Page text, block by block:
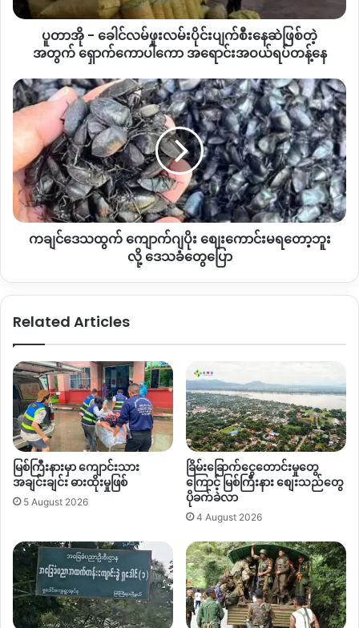
ဒါ့အပြင် ထရမ့်အစိုးရဟာ ၂၀၂၁ ဇန်နဝါရီ ၂၀ မှ ၂၀၂၅ ဖေဖော်ဝါရီ
၂၀ ကြား ဘိုင်ဒန်အစိုးရလက်ထက်က ဝင်လာတဲ့ ဒုက္ခသည်တွေကို
ပြည်လည် စစ်ဆေးသွားမယ်လို့ ထုတ်ပြန်ထားပြီး စိစစ်ခံရမယ့်
ဒုက္ခသည် အရေအတွက်ကတော့ ၂၃၃,၀၀၀ ခန့် ရှိတယ်လို့ သတင်း
ဌာနတွေမှာ ဖော်ပြထားတာကို တွေ့ရပါတယ်။
လက်ရှိအမေရိကန်သမ္မတ ဒေါ်နယ်ထရမ့်ဟာ မြန်မာနိုင်ငံက မြေရှား
အပေါ် စိတ်ဝင်စားမှုတွေရှိနေပြီး အကျိုးအမြတ်တစ်စုံတစ်ရာ ရဖို့
အတွက် ခုလိုလုပ်ဆောင် ရတာမျိုးလည်း ဖြစ်နိုင်ချေ ရှိတယ်လို့
Burma Advocacy Groupရဲ့ အဖွဲ့ဝင်တစ်ဦးဖြစ်တဲ့Rev. Ah Leက
ခုလိုသုံးသပ်ပြောဆိုပါတယ်။
“မြန်မာနိုင်ငံမှာ ပြောင်းလဲလာမှာကို ကူညီပေးချင်တယ်ဆိုရင်
စစ်တပ်တွေရဲ့ ခရိုနီတွေကိုsanction lift up(ဒဏ်ခတ် ပိတ်ဆို့မှု
ဖြေလျှော့ခြင်း)လုပ်မှာ မဟုတ်ဘူး။ မြန်မာနိုင်ငံရဲ့ အခြေအနေ ဒီ
လောက် ဖြစ်နေတာကို သူတို့ သတင်းမရလို့လဲ မဟုတ်ဘူး။ ဒါပေ
မယ့် သူတို့ရဲ့ interestအရ အကျိုးရမှာကို မျှော်လင့်ပြီး ဒီအရာကို
လုပ်ဆောင်တယ်လို့ မြင်မိတယ်
လို့ ဆိုပါတယ်။
ဒါအပြင် လက်ရှိ ထရမ့်အစိုးရဟာ ရွှေ့ပြောင်းတွေထက် အမေရိကန်
နိုင်ငံသားတွေရဲ့ အကျိုးအမြတ်ကို ပိုမို ဦးစားပေးတဲ့သူ ဖြစ်တယ်လို့
ဆက်ပြောပါတယ်။
တဖက်မှာလည်းTPSနဲ့ အမေရိကန်နိုင်ငံမှာ နေထိုင်ကြတဲ့ သူတွေ
အများစုအတွက်ကတော့ စစ်ကောင်စီကိုတွန်းလှန်ပြီး ဒီမို ကရေစီ
စနစ်ကို ထောက်ခံကြတဲ့သူတွေဖြစ်တဲ့အတွက် မြန်မာနိုင်ငံ ပြန်ဖို့ရာ
လမ်း
ပျက်စီး‌နေ
ဖြစ်
တဲ့
အတွက်
ရှောက်
ကော
ပါ
ကော
အရောင်းအဝယ်
ရပ်
ပူတာအို - ခေါင်လမ်ဖူးလမ်းပိုင်းပျက်စီး‌နေဆဲဖြစ်တဲ့
အတွက် ရှောက်ကောပါကော အရောင်းအဝယ်ရပ်တန့်နေ
ကချင်
ဒေသ
ထွက် ကျော
ဂျ
ပိုး စျေး
ကောင်း
ရ
တော့ကချင်ဒေသထွက် ကျောက်ဂျပိုး စျေးကောင်းမရတော့ဘူး
လို့ ဒေသခံတွေပြော
Related Articles
မြစ်ကြီးနားမှာ ကျောင်းသား
အချင်းချင်း ဓားထိုးမှုဖြစ်
5 August 2026
ခြိမ်းခြောက်ငွေတောင်းမှုတွေ
ကြောင့် မြစ်ကြီးနား စျေးသည်တွေ
ပိုခက်ခဲလာ
4 August 2026